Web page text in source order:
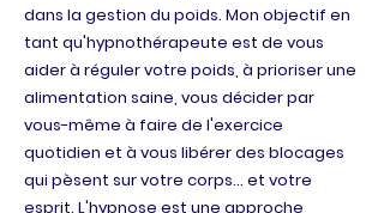
dans la gestion du poids. Mon objectif en
tant qu'hypnothérapeute est de vous
aider à réguler votre poids, à prioriser une
alimentation saine, vous décider par
vous-même à faire de l'exercice
quotidien et à vous libérer des blocages
qui pèsent sur votre corps... et votre
esprit. L'hypnose est une approche